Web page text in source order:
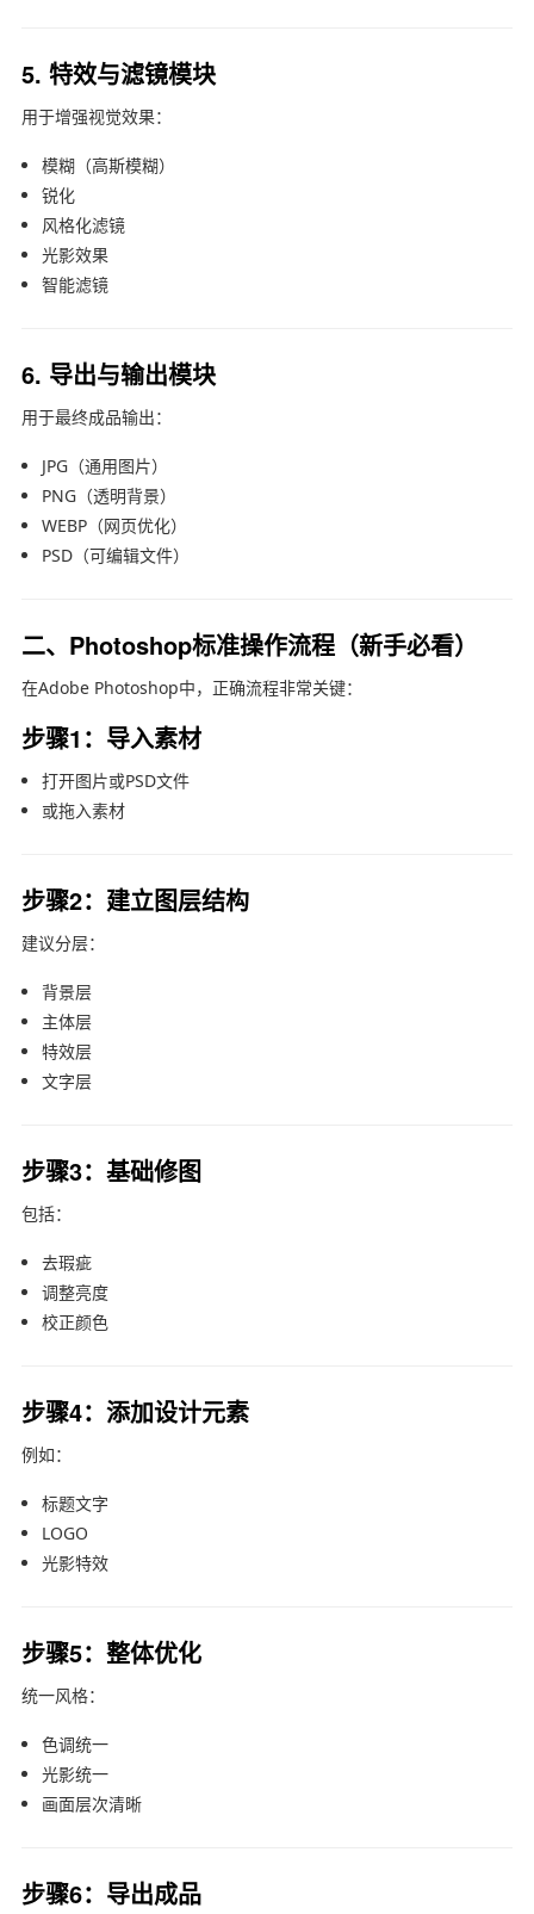
5. 特效与滤镜模块
用于增强视觉效果：
模糊（高斯模糊）
锐化
风格化滤镜
光影效果
智能滤镜
6. 导出与输出模块
用于最终成品输出：
JPG（通用图片）
PNG（透明背景）
WEBP（网页优化）
PSD（可编辑文件）
二、Photoshop标准操作流程（新手必看）
在Adobe Photoshop中，正确流程非常关键：
步骤1：导入素材
打开图片或PSD文件
或拖入素材
步骤2：建立图层结构
建议分层：
背景层
主体层
特效层
文字层
步骤3：基础修图
包括：
去瑕疵
调整亮度
校正颜色
步骤4：添加设计元素
例如：
标题文字
LOGO
光影特效
步骤5：整体优化
统一风格：
色调统一
光影统一
画面层次清晰
步骤6：导出成品